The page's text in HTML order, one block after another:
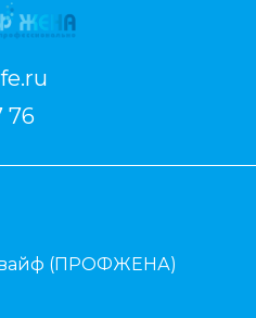
76
(ПРОФЖЕНА)